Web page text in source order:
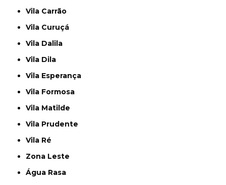
Vila Carrão
Vila Curuçá
Vila Dalila
Vila Dila
Vila Esperança
Vila Formosa
Vila Matilde
Vila Prudente
Vila Ré
Zona Leste
Água Rasa